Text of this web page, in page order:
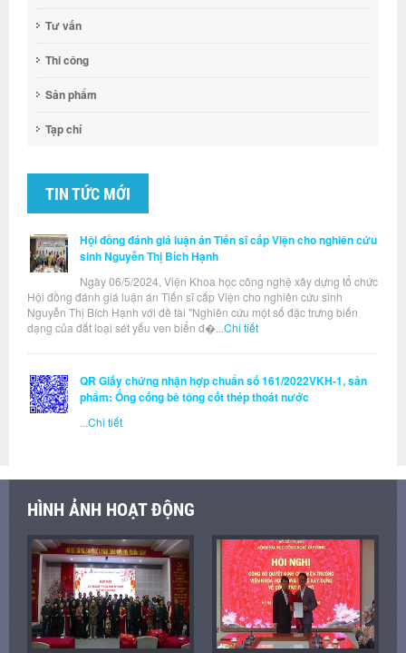
Tư vấn
Thi công
Sản phẩm
Tạp chí
TIN TỨC MỚI
Hội đồng đánh giá luận án Tiến sĩ cấp Viện cho nghiên cứu
sinh Nguyễn Thị Bích Hạnh
Ngày 06/5/2024, Viện Khoa học công nghệ xây dựng tổ chức
Hội đồng đánh giá luận án Tiến sĩ cấp Viện cho nghiên cứu sinh
Nguyễn Thị Bích Hạnh với đề tài "Nghiên cứu một số đặc trưng biến
dạng của đất loại sét yếu ven biển đ�... Chi tiết
QR Giấy chứng nhận hợp chuẩn số 161/2022VKH-1, sản
phẩm: Ống cống bê tông cốt thép thoát nước
Chi tiết
HÌNH ẢNH HOẠT ĐỘNG